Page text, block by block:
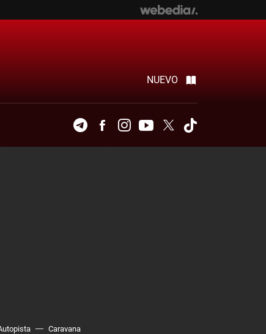
NUEVO
TelegramFacebookInstagramYoutubeTwitter
Caravana